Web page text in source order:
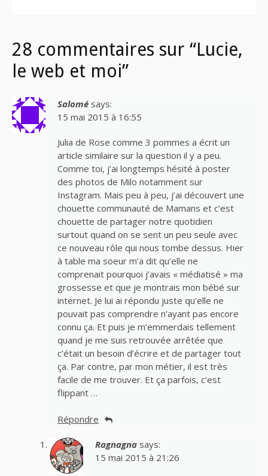
28 commentaires sur “Lucie,
le web et moi”
Salomé says:
15 mai 2015 à 16:55
Julia de Rose comme 3 pommes a écrit un
article similaire sur la question il y a peu.
Comme toi, j’ai longtemps hésité à poster
des photos de Milo notamment sur
Instagram. Mais peu à peu, j’ai découvert une
chouette communauté de Mamans et c’est
chouette de partager notre quotidien
surtout quand on se sent un peu seule avec
ce nouveau rôle qui nous tombe dessus. Hier
à table ma soeur m’a dit qu’elle ne
comprenait pourquoi j’avais « médiatisé » ma
grossesse et que je montrais mon bébé sur
internet. Je lui ai répondu juste qu’elle ne
pouvait pas comprendre n’ayant pas encore
connu ça. Et puis je m’emmerdais tellement
quand je me suis retrouvée arrêtée que
c’était un besoin d’écrire et de partager tout
ça. Par contre, par mon métier, il est très
facile de me trouver. Et ça parfois, c’est
flippant …
Répondre
Ragnagna says:
15 mai 2015 à 21:26